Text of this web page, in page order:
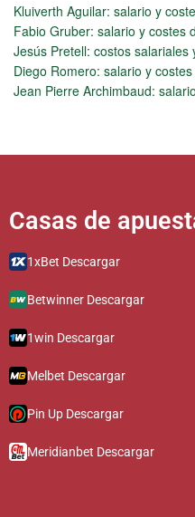
Kluiverth Aguilar: salario y
Fabio Gruber: salario y costes
Jesús Pretell: costos salariales
Diego Romero: salario y
Jean Pierre Archimbaud:
Casas de
1xBet Descargar
Betwinner Descargar
1win Descargar
Melbet Descargar
Pin Up Descargar
Meridianbet Descargar